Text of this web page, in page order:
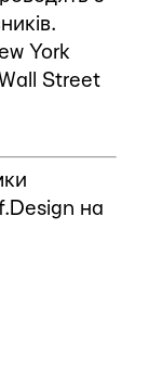
York
Street
на